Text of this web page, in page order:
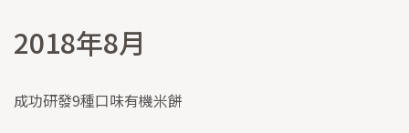
2018年8月
成功研發9種口味有機米餅